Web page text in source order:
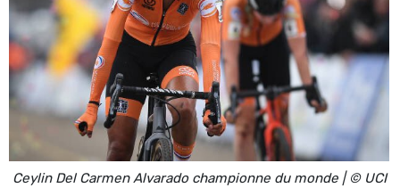
Ceylin Del Carmen Alvarado championne du monde | © UCI